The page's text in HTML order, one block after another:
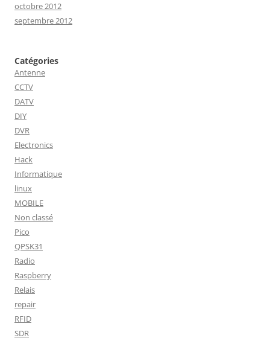
octobre 2012
septembre 2012
Catégories
Antenne
CCTV
DATV
DIY
DVR
Electronics
Hack
Informatique
linux
MOBILE
Non classé
Pico
QPSK31
Radio
Raspberry
Relais
repair
RFID
SDR